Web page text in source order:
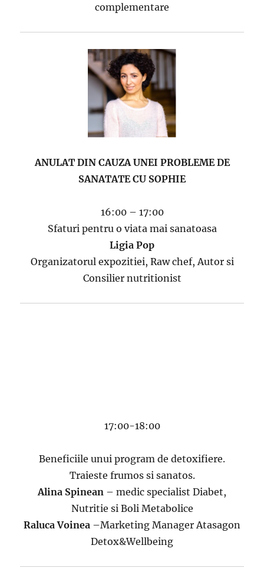
complementare
ANULAT DIN CAUZA UNEI PROBLEME DE
SANATATE CU SOPHIE
16:00 – 17:00
Sfaturi pentru o viata mai sanatoasa
Ligia Pop
Organizatorul expozitiei, Raw chef, Autor si
Consilier nutritionist
17:00-18:00
Beneficiile unui program de detoxifiere.
Traieste frumos si sanatos.
Alina Spinean – medic specialist Diabet,
Nutritie si Boli Metabolice
Raluca Voinea –Marketing Manager Atasagon
Detox&Wellbeing